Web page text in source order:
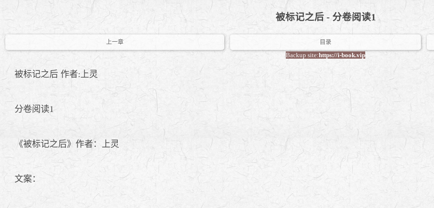
被标记之后 - 分卷阅读1
上一章 目录
Backup site:https://i-book.vip
被标记之后 作者:上灵
分卷阅读1
《被标记之后》作者：上灵
文案：